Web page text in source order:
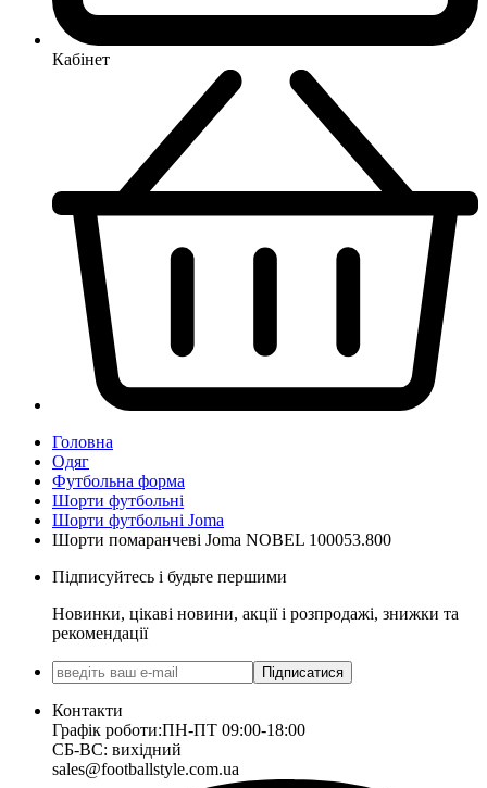
Кабінет
Головна
Одяг
Футбольна форма
Шорти футбольні
Шорти футбольні Joma
Шорти помаранчеві Joma NOBEL 100053.800
Підписуйтесь і будьте першими
Новинки, цікаві новини, акції і розпродажі, знижки та
рекомендації
Підписатися
Контакти
Графік роботи:ПН-ПТ 09:00-18:00
СБ-ВС: вихідний
sales@footballstyle.com.ua